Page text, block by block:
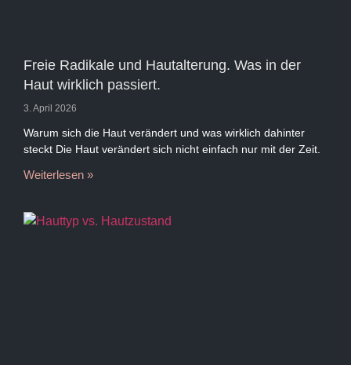
Freie Radikale und Hautalterung. Was in der
Haut wirklich passiert.
3. April 2026
Warum sich die Haut verändert und was wirklich dahinter
steckt Die Haut verändert sich nicht einfach nur mit der Zeit.
Weiterlesen »